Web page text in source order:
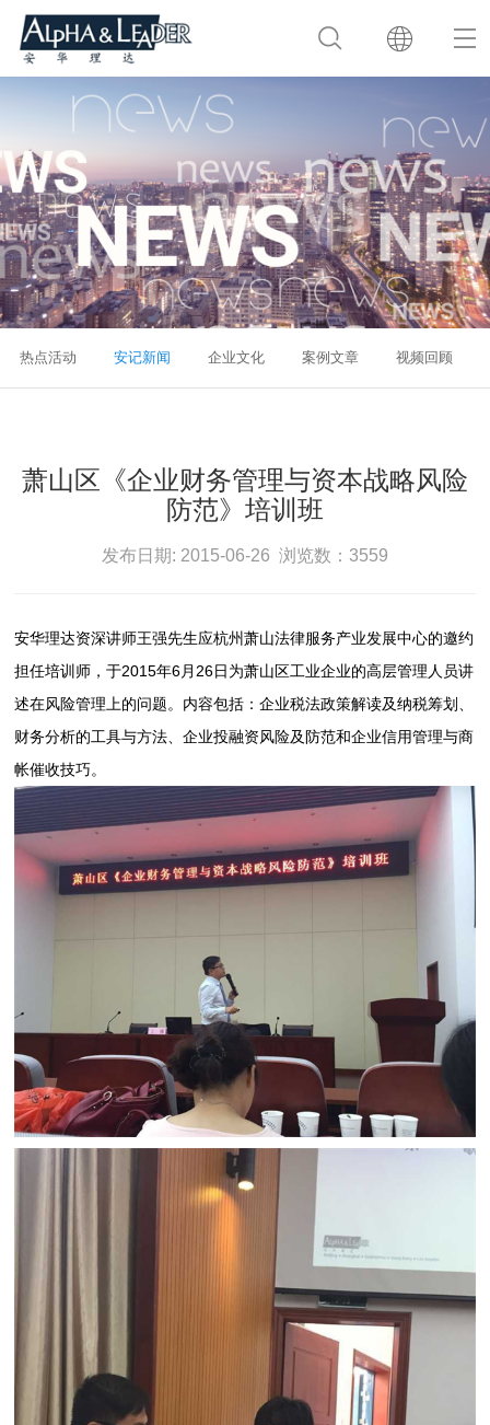
热点活动 安记新闻 企业文化 案例文章 视频回顾
萧山区《企业财务管理与资本战略风险
防范》培训班
发布日期: 2015-06-26 浏览数：3559
安华理达资深讲师王强先生应杭州萧山法律服务产业发展中心的邀约
担任培训师，于2015年6月26日为萧山区工业企业的高层管理人员讲
述在风险管理上的问题。内容包括：企业税法政策解读及纳税筹划、
财务分析的工具与方法、企业投融资风险及防范和企业信用管理与商
帐催收技巧。